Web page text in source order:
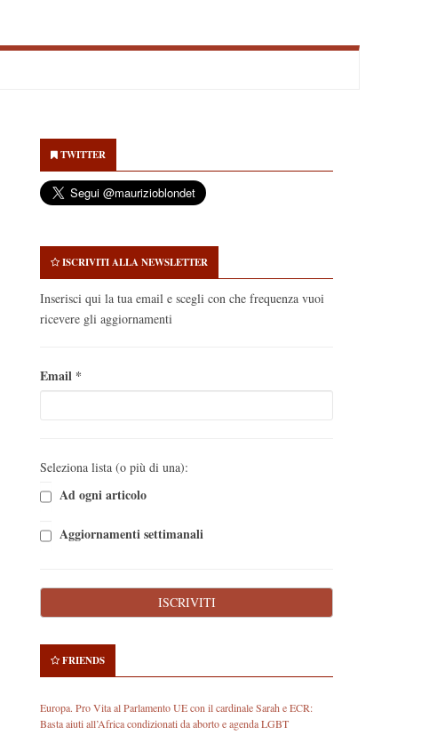
Sidebar
TWITTER
ISCRIVITI ALLA NEWSLETTER
Inserisci qui la tua email e scegli con che frequenza vuoi
ricevere gli aggiornamenti
Email *
Seleziona lista (o più di una):
Ad ogni articolo
Aggiornamenti settimanali
FRIENDS
Europa. Pro Vita al Parlamento UE con il cardinale Sarah e ECR:
Basta aiuti all’Africa condizionati da aborto e agenda LGBT